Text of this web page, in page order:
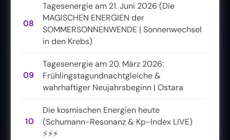
08
Tagesenergie am 21. Juni 2026 (Die
MAGISCHEN ENERGIEN der
SOMMERSONNENWENDE | Sonnenwechsel
in den Krebs)
09
Tagesenergie am 20. März 2026:
Frühlingstagundnachtgleiche &
wahrhaftiger Neujahrsbeginn | Ostara
10
Die kosmischen Energien heute
(Schumann-Resonanz & Kp-Index LIVE)
⚡⚡⚡